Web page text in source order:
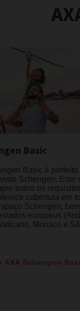
Basic
Basic é perfeito
Schengen. Este
todos os
cobertura em
Schengen,
europeus
Mónaco e
AXA Schengen